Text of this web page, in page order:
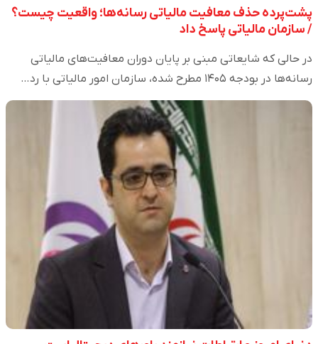
پشت‌پرده حذف معافیت مالیاتی رسانه‌ها؛ واقعیت چیست؟
/ سازمان مالیاتی پاسخ داد
در حالی که شایعاتی مبنی بر پایان دوران معافیت‌های مالیاتی
رسانه‌ها در بودجه ۱۴۰۵ مطرح شده، سازمان امور مالیاتی با رد…